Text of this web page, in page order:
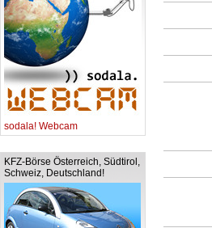
sodala! Webcam
KFZ-Börse Österreich, Südtirol,
Schweiz, Deutschland!